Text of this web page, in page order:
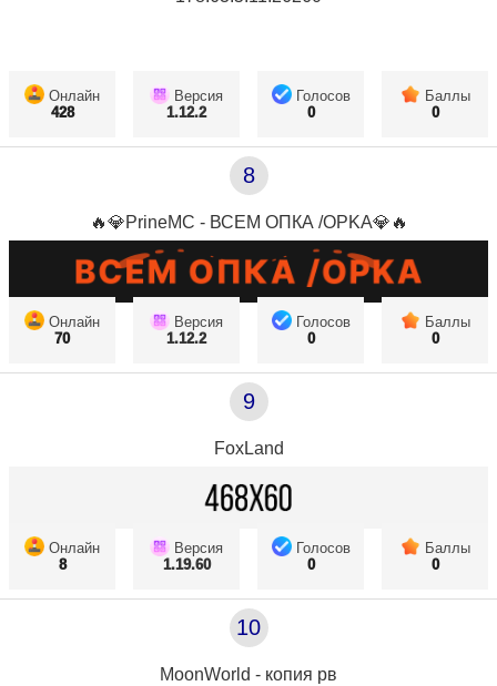
Онлайн
428
Версия
1.12.2
Голосов
0
Баллы
0
8
🔥💎PrineMC - ВСЕМ ОПКА /OPKA💎🔥
Онлайн
70
Версия
1.12.2
Голосов
0
Баллы
0
9
FoxLand
Онлайн
8
Версия
1.19.60
Голосов
0
Баллы
0
10
MoonWorld - копия рв